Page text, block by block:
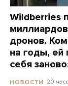
Wildberries
дронов.
на годы, ей
себя
НОВОСТИ 20